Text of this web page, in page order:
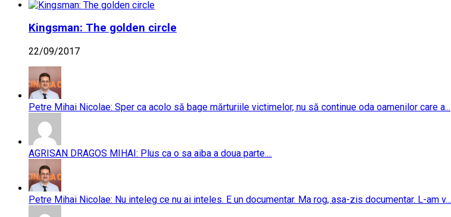
Kingsman: The golden circle
22/09/2017
Petre Mihai Nicolae: Sper ca acolo să bage mărturiile victimelor, nu să continue oda oamenilor care a...
AGRISAN DRAGOS MIHAI: Plus ca o sa aiba a doua parte....
Petre Mihai Nicolae: Nu inteleg ce nu ai inteles. E un documentar. Ma rog, asa-zis documentar. L-am v...